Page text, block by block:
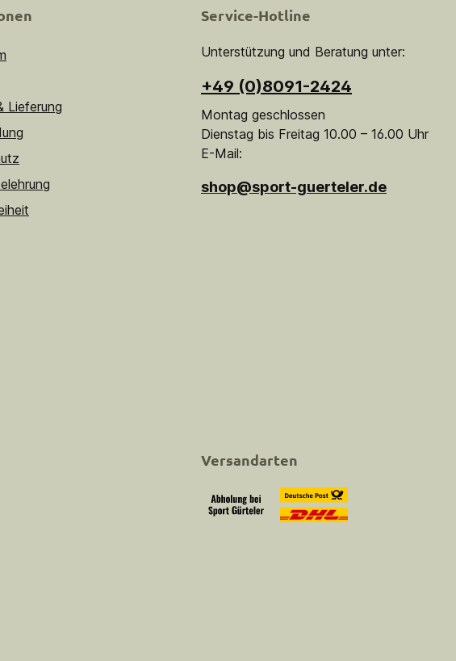
Lieferung
Service-Hotline
Unterstützung und Beratung unter:
+49 (0)8091-2424
Montag geschlossen
Dienstag bis Freitag 10.00 – 16.00 Uhr
E-Mail:
shop@sport-guerteler.de
Versandarten